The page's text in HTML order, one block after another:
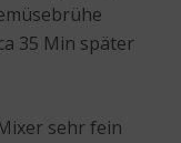
35 Min später
sehr fein